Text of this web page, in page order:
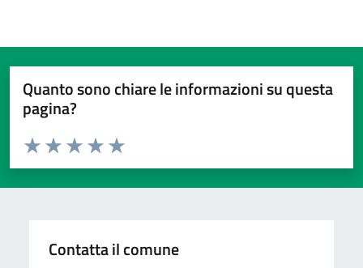
Quanto sono chiare le informazioni su questa
pagina?
Valuta da 1 a 5 stelle la pagina
Valuta 5 stelle su 5
Valuta 4 stelle su 5
Valuta 3 stelle su 5
Valuta 2 stelle su 5
Valuta 1 stelle su 5
Contatta il comune